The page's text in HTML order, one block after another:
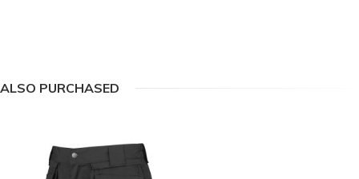
ALSO PURCHASED